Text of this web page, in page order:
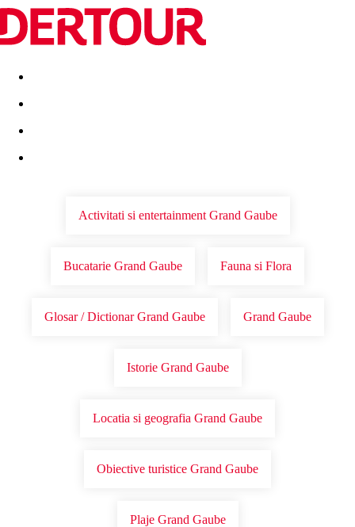
Destinatii Vacanta perfecta OFERTE DE NERATAT
Activitati si entertainment Grand Gaube
Bucatarie Grand Gaube Fauna si Flora
Glosar / Dictionar Grand Gaube Grand Gaube
Istorie Grand Gaube
Locatia si geografia Grand Gaube
Obiective turistice Grand Gaube
Plaje Grand Gaube